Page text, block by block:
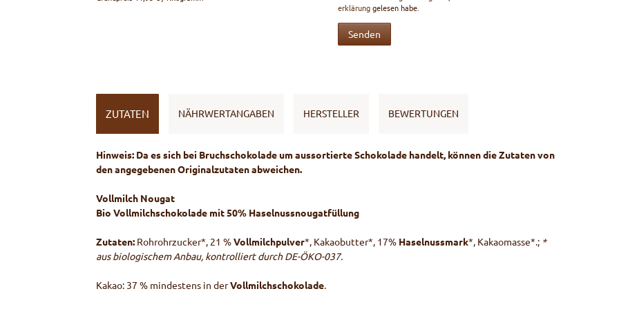
erklärunggelesen habe.
Senden
ZUTATEN NÄHRWERTANGABEN HERSTELLER BEWERTUNGEN
Hinweis: Da es sich bei Bruchschokolade um aussortierte Schokolade handelt, können die Zutaten von
den angegebenen Originalzutaten abweichen.
Vollmilch Nougat
Bio Vollmilchschokolade mit 50% Haselnussnougatfüllung
Zutaten: Rohrohrzucker*, 21 %Vollmilchpulver*, Kakaobutter*, 17% Haselnussmark*, Kakaomasse*.; *
aus biologischem Anbau, kontrolliert durch DE-ÖKO-037.
Kakao: 37 % mindestens in derVollmilchschokolade.